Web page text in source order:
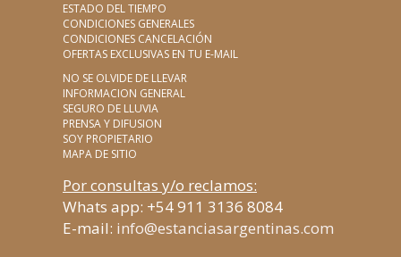
ESTADO DEL TIEMPO
CONDICIONES GENERALES
CONDICIONES CANCELACIÓN
OFERTAS EXCLUSIVAS EN TU E-MAIL
NO SE OLVIDE DE LLEVAR
INFORMACION GENERAL
SEGURO DE LLUVIA
PRENSA Y DIFUSION
SOY PROPIETARIO
MAPA DE SITIO
Por consultas y/o reclamos:
Whats app: +54 911 3136 8084
E-mail: info@estanciasargentinas.com